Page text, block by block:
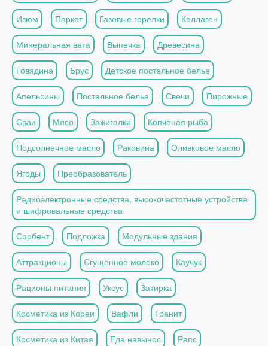
Изюм Паркет Газовые горелки Коллаген
Минеральная вата Выпечка Древесина
Говядина Брус Детское постельное белье
Апельсины Постельное белье Свечи Пирожные
Сваи Мясо Зажигалки Копченая рыба
Подсолнечное масло Раковина Оливковое масло
Ягоды Преобразователь
Радиоэлектронные средства, высокочастотные устройства
и шифровальные средства
Сорбент Подложка Модульные здания
Аттракционы Сгущенное молоко Каучук
Рационы питания Уксус Затирка
Косметика из Кореи Вафли Гранит
Косметика из Китая Еда навынос Рапс